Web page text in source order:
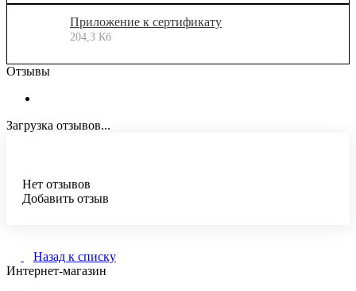
Приложение к сертификату
204,3 Кб
Отзывы
Загрузка отзывов...
Нет отзывов
Добавить отзыв
Назад к списку
Интернет-магазин